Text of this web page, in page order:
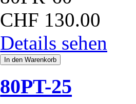
CHF 130.00
Details sehen
80PT-25